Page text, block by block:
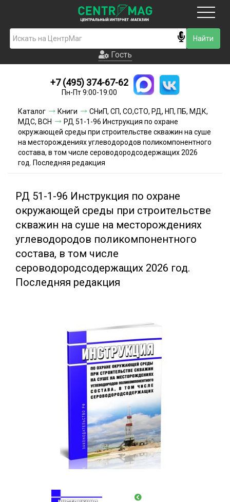
Гость
Новинки
Условия доставки
Условия оплаты
Контакты
Гость
+7 (495) 374-67-62
Пн-Пт 9:00-19:00
Каталог Книги
СНиП, СП, СО,СТО, РД, НП, ПБ, МДК,
МДС, ВСН
РД 51-1-96 Инструкция по охране
окружающей среды при строительстве скважин на суше
на месторождениях углеводородов поликомпонентного
состава, в том числе сероводородсодержащих 2026
год. Последняя редакция
РД 51-1-96 Инструкция по охране
окружающей среды при строительстве
скважин на суше на месторождениях
углеводородов поликомпонентного
состава, в том числе
сероводородсодержащих 2026 год.
Последняя редакция